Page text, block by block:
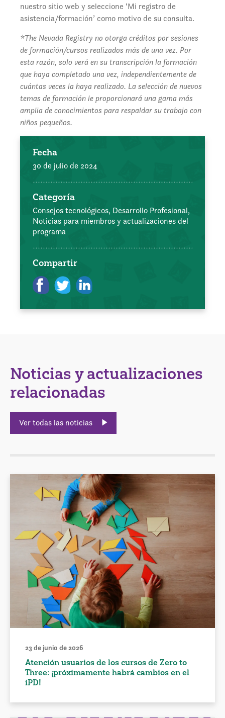
nuestro sitio web y seleccione ‘Mi registro de
asistencia/formación’ como motivo de su consulta.
*The Nevada Registry no otorga créditos por sesiones
de formación/cursos realizados más de una vez. Por
esta razón, solo verá en su transcripción la formación
que haya completado una vez, independientemente de
cuántas veces la haya realizado. La selección de nuevos
temas de formación le proporcionará una gama más
amplia de conocimientos para respaldar su trabajo con
niños pequeños.
Fecha
30 de julio de 2024
Categoría
Consejos tecnológicos, Desarrollo Profesional,
Noticias para miembros y actualizaciones del
programa
Compartir
Noticias y actualizaciones
relacionadas
Ver todas las noticias
23 de junio de 2026
Atención usuarios de los cursos de Zero to
Three: ¡próximamente habrá cambios en el
iPD!